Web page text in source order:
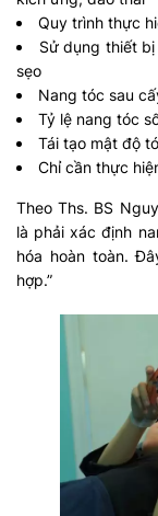
Quy trình thực
Sử dụng thiết
sẹo
Nang tóc sau
Tỷ lệ nang tóc
Tái tạo mật độ
Chỉ cần thực
Theo Ths. BS
là phải xác định
hóa hoàn toàn.
hợp.”